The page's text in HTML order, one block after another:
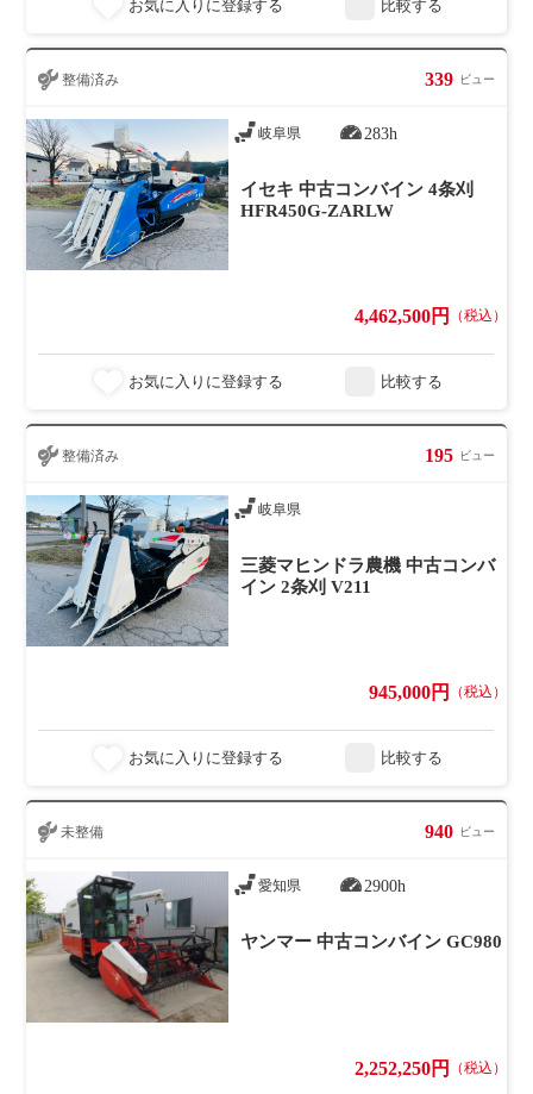
お気に入りに登録する 比較する
整備済み 339 ビュー
岐阜県 283h
イセキ 中古コンバイン 4条刈
HFR450G-ZARLW
4,462,500円 （税込）
お気に入りに登録する 比較する
整備済み 195 ビュー
岐阜県
三菱マヒンドラ農機 中古コンバ
イン 2条刈 V211
945,000円 （税込）
お気に入りに登録する 比較する
未整備 940 ビュー
愛知県 2900h
ヤンマー 中古コンバイン GC980
2,252,250円 （税込）